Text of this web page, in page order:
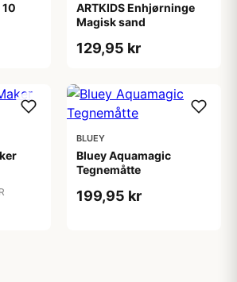
ARTKIDS Enhjørninge
Magisk sand
129,95 kr
BLUEY
Bluey Aquamagic
Tegnemåtte
199,95 kr